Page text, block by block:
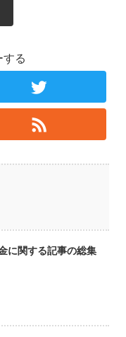
する
に関する記事の総集